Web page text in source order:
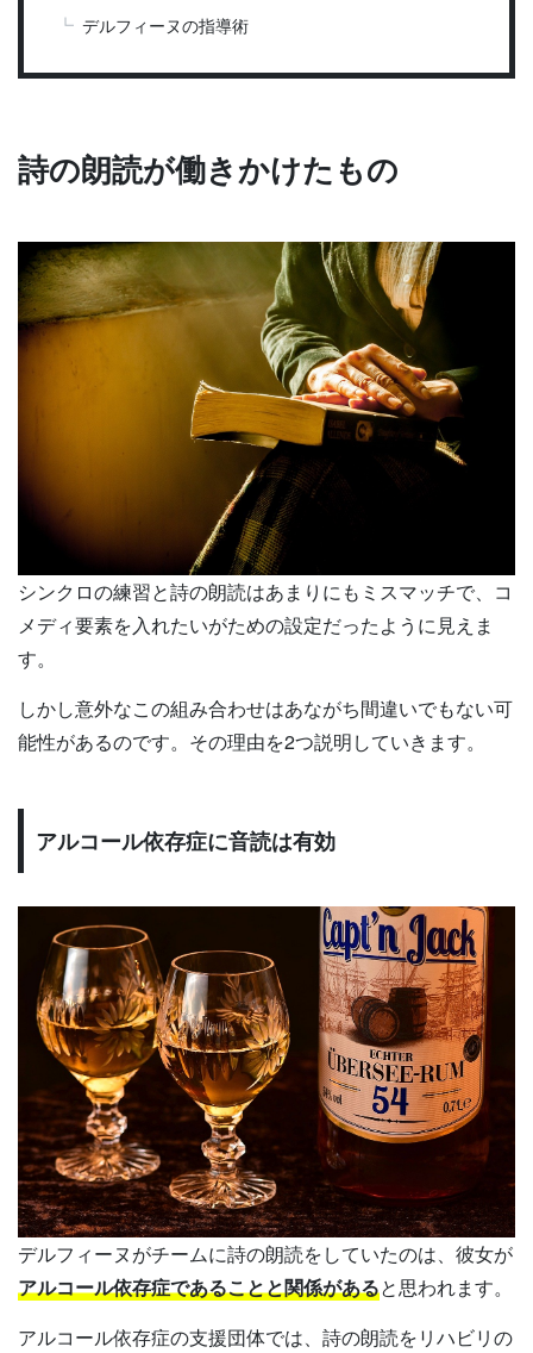
デルフィーヌの指導術
詩の朗読が働きかけたもの
シンクロの練習と詩の朗読はあまりにもミスマッチで、コ
メディ要素を入れたいがための設定だったように見えま
す。
しかし意外なこの組み合わせはあながち間違いでもない可
能性があるのです。その理由を2つ説明していきます。
アルコール依存症に音読は有効
デルフィーヌがチームに詩の朗読をしていたのは、彼女が
アルコール依存症であることと関係があると思われます。
アルコール依存症の支援団体では、詩の朗読をリハビリの